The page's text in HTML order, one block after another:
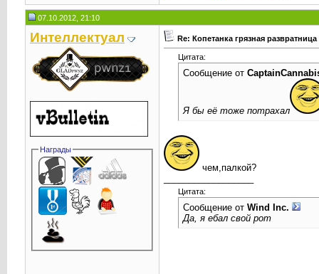
07.10.2012, 21:10
Интеллектуал
Награды
Re: Копетанка грязная развратница
Цитата:
Сообщение от
Я бы её тоже потрахал
чем,палкой?
Цитата:
Сообщение от Wind Inc.
Да, я ебал свой рот